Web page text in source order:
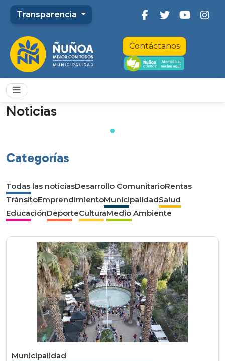
Transparencia
Contáctanos
Noticias
Municipalidad
Categorías
Todas las noticiasDesarrollo ComunitarioRentas
TránsitoEmprendimientoMunicipalidadSalud
EducaciónDeporteCulturaMedio Ambiente